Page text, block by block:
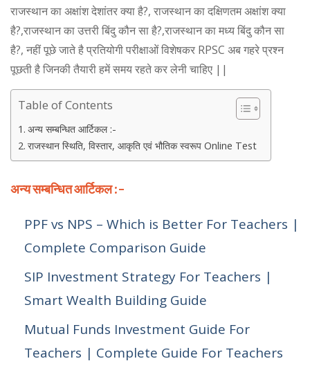
राजस्थान का अक्षांश देशांतर क्या है?, राजस्थान का दक्षिणतम अक्षांश क्या
है?,राजस्थान का उत्तरी बिंदु कौन सा है?,राजस्थान का मध्य बिंदु कौन सा
है?, नहीं पूछे जाते है प्रतियोगी परीक्षाओं विशेषकर RPSC अब गहरे प्रश्न
पूछती है जिनकी तैयारी हमें समय रहते कर लेनी चाहिए ||
Table of Contents
अन्य सम्बन्धित आर्टिकल :-
राजस्थान स्थिति, विस्तार, आकृति एवं भौतिक स्वरूप Online Test
अन्य सम्बन्धित आर्टिकल :-
PPF vs NPS – Which is Better For Teachers |
Complete Comparison Guide
SIP Investment Strategy For Teachers |
Smart Wealth Building Guide
Mutual Funds Investment Guide For
Teachers | Complete Guide For Teachers